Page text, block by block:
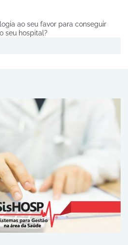
ao seu favor para conseguir
seu hospital?